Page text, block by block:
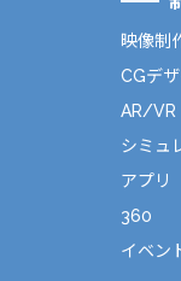
映像制
CGデ
AR/VR
シミュ
アプリ
360
イベン